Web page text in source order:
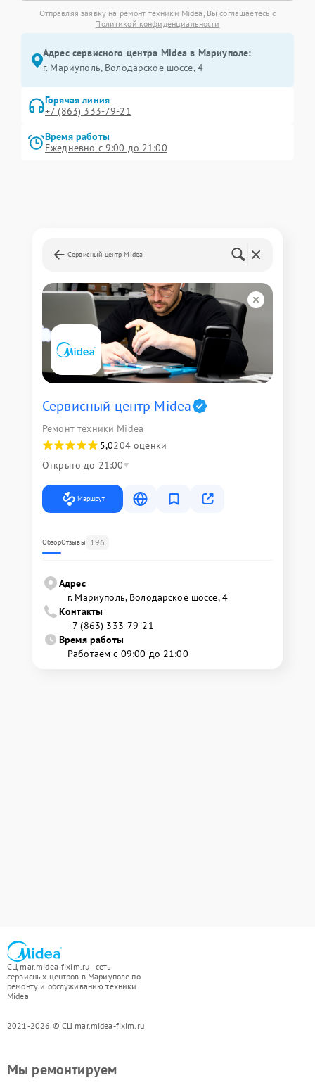
Отправляя заявку на ремонт техники Midea, Вы соглашаетесь с
Политикой конфиденциальности
Адрес сервисного центра Midea в Мариуполе:
г. Мариуполь, Володарское шоссе, 4
Горячая линия
+7 (863) 333-79-21
Время работы
Ежедневно с 9:00 до 21:00
Сервисный центр Midea
Сервисный центр Midea
Ремонт техники Midea
5,0204 оценки
Открыто до 21:00
Маршрут
ОбзорОтзывы 196
Адрес
г. Мариуполь, Володарское шоссе, 4
Контакты
+7 (863) 333-79-21
Время работы
Работаем с 09:00 до 21:00
СЦ mar.midea-fixim.ru - сеть
сервисных центров в Мариуполе по
ремонту и обслуживанию техники
Midea
2021-2026 © СЦ mar.midea-fixim.ru
Мы ремонтируем